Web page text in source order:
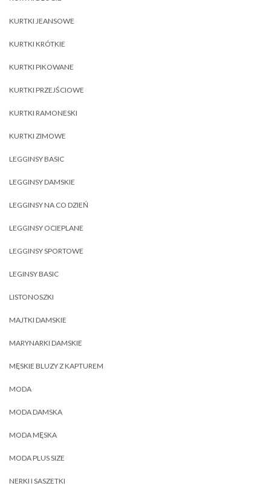
KURTKI JEANSOWE
KURTKI KRÓTKIE
KURTKI PIKOWANE
KURTKI PRZEJŚCIOWE
KURTKI RAMONESKI
KURTKI ZIMOWE
LEGGINSY BASIC
LEGGINSY DAMSKIE
LEGGINSY NA CO DZIEŃ
LEGGINSY OCIEPLANE
LEGGINSY SPORTOWE
LEGINSY BASIC
LISTONOSZKI
MAJTKI DAMSKIE
MARYNARKI DAMSKIE
MĘSKIE BLUZY Z KAPTUREM
MODA
MODA DAMSKA
MODA MĘSKA
MODA PLUS SIZE
NERKI I SASZETKI